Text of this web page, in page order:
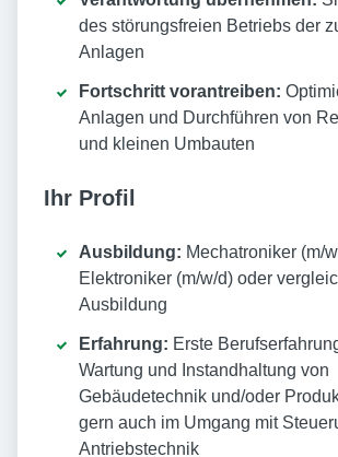
des störungsfreien Betriebs der
Anlagen
Fortschritt vorantreiben:
Anlagen und Durchführen von
und kleinen Umbauten
Ihr Profil
Ausbildung: Mechatroniker (m/
Elektroniker (m/w/d) oder
Ausbildung
Erfahrung: Erste
Wartung und Instandhaltung von
Gebäudetechnik und/oder
gern auch im Umgang mit
Antriebstechnik